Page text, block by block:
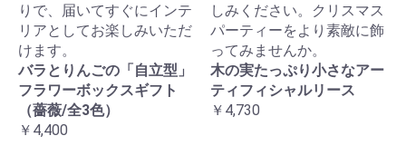
りで、届いてすぐにインテ
リアとしてお楽しみいただ
けます。
バラとりんごの「自立型」
フラワーボックスギフト
（薔薇/全3色）
￥4,400
しみください。クリスマス
パーティーをより素敵に飾
ってみませんか。
木の実たっぷり小さなアー
ティフィシャルリース
￥4,730